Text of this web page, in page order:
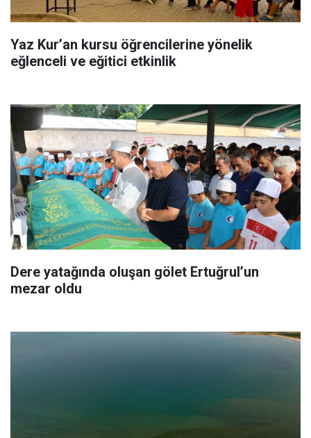
Yaz Kur’an kursu öğrencilerine yönelik
eğlenceli ve eğitici etkinlik
Dere yatağında oluşan gölet Ertuğrul’un
mezar oldu